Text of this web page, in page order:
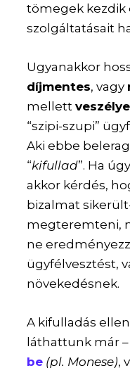
tömegek kezdik
szolgáltatásait
Ugyanakkor
díjmentes, vagy
mellett
“szipi-szupi”
Aki ebbe
“kifullad”. Ha
akkor kérdés,
bizalmat
megteremteni,
ne
ügyfélvesztést,
növekedésnek.
A kifulladás
láthattunk már –
be (pl. Monese),